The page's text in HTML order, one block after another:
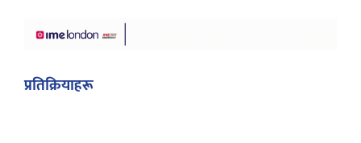
प्रतिक्रियाहरू